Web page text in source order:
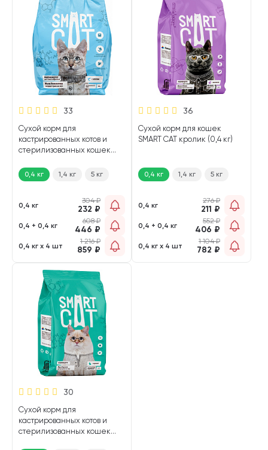
33
Сухой корм для
кастрированных котов и
стерилизованных кошек
0,4 кг 1,4 кг 5 кг
0,4 кг
304₽
232 ₽
0,4 + 0,4 кг
608₽
446 ₽
0,4 кг х 4 шт
1 216₽
859 ₽
36
Сухой корм для кошек
SMART CAT кролик (0,4 кг)
0,4 кг 1,4 кг 5 кг
0,4 кг
276₽
211 ₽
0,4 + 0,4 кг
552₽
406 ₽
0,4 кг х 4 шт
1 104₽
782 ₽
30
Сухой корм для
кастрированных котов и
стерилизованных кошек